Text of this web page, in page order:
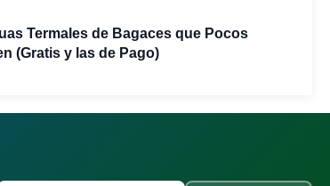
Termales de Bagaces que Pocos
(Gratis y las de Pago)